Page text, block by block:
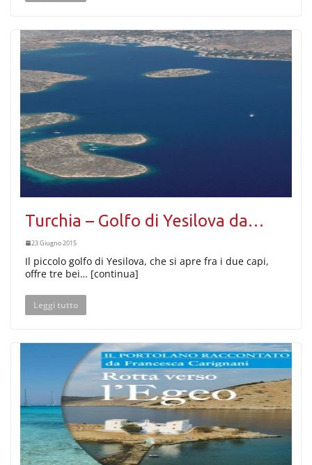
Turchia – Golfo di Yesilova da…
23 Giugno 2015
Il piccolo golfo di Yesilova, che si apre fra i due capi,
offre tre bei… [continua]
Leggi tutto